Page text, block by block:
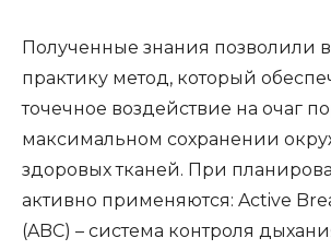
Полученные знания позволили
практику метод, который
точечное воздействие на очаг
максимальном сохранении
здоровых тканей. При
активно применяются: Active
(ABC) – система контроля